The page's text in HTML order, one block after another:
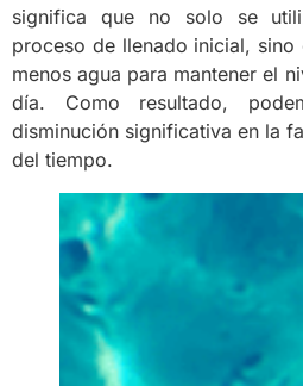
significa que no solo se
proceso de llenado inicial, sino
menos agua para mantener el
día. Como resultado,
disminución significativa en la
del tiempo.